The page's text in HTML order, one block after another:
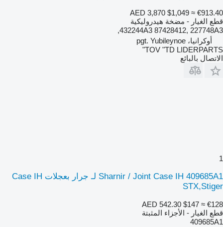
AED 3,870 $1,049 ≈ €913.40
قطع الغيار - مضخة هيدروليكية
432244A3 87428412, 227748A3,
أوكرانيا، pgt. Yubileynoe
TOV "TD LIDERPARTS"
الاتصال بالبائع
1
Sharnir / Joint Case IH 409685A1 لـ جرار بعجلات Case IH
STX,Stiger
AED 542.30 $147 ≈ €128
قطع الغيار - الأجزاء المثبتة
409685A1